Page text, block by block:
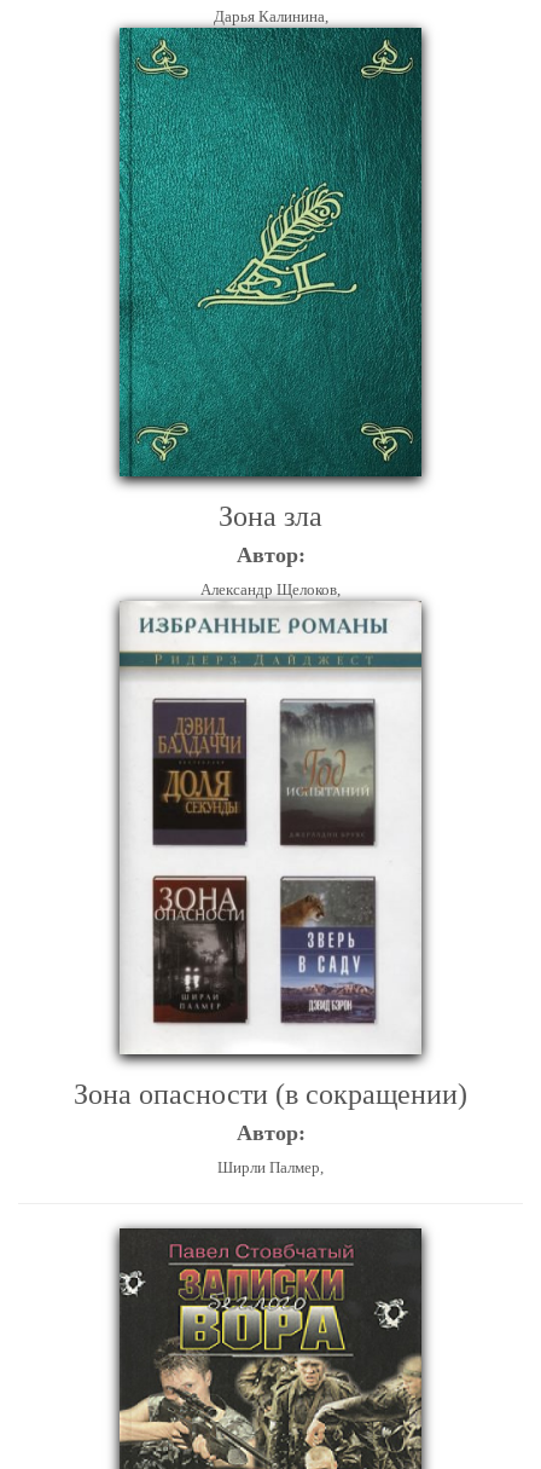
Дарья Калинина,
Зона зла
Автор:
Александр Щелоков,
Зона опасности (в сокращении)
Автор:
Ширли Палмер,